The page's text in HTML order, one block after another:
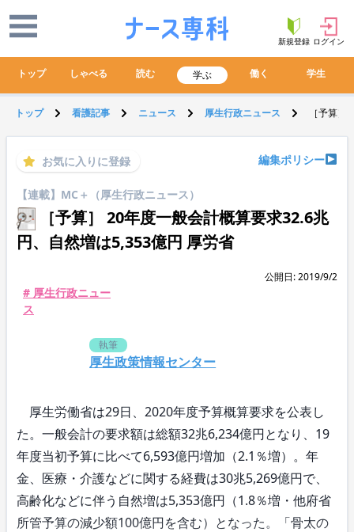
新規登録 ログイン
トップ しゃべる 読む 学ぶ 働く 学生
トップ 看護記事 ニュース 厚生行政ニュース ［予算
お気に入りに登録 編集ポリシー
【連載】MC＋（厚生行政ニュース）
［予算］ 20年度一般会計概算要求32.6兆
円、自然増は5,353億円 厚労省
公開日: 2019/9/2
# 厚生行政ニュー
ス
執筆
厚生政策情報センター
厚生労働省は29日、2020年度予算概算要求を公表し
た。一般会計の要求額は総額32兆6,234億円となり、19
年度当初予算に比べて6,593億円増加（2.1％増）。年
金、医療・介護などに関する経費は30兆5,269億円で、
高齢化などに伴う自然増は5,353億円（1.8％増・他府省
所管予算の減少額100億円を含む）となった。「骨太の